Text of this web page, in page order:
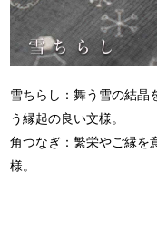
雪ちらし：舞う雪の結晶
う縁起の良い文様。
角つなぎ：繁栄やご縁を
様。